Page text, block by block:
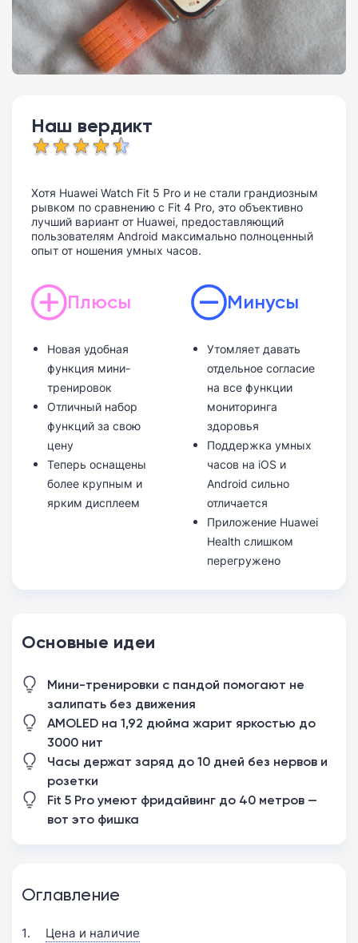
Наш вердикт
Хотя Huawei Watch Fit 5 Pro и не стали грандиозным
рывком по сравнению с Fit 4 Pro, это объективно
лучший вариант от Huawei, предоставляющий
пользователям Android максимально полноценный
опыт от ношения умных часов.
Плюсы
Новая удобная
функция мини-
тренировок
Отличный набор
функций за свою
цену
Теперь оснащены
более крупным и
ярким дисплеем
Минусы
Утомляет давать
отдельное согласие
на все функции
мониторинга
здоровья
Поддержка умных
часов на iOS и
Android сильно
отличается
Приложение Huawei
Health слишком
перегружено
Основные идеи
Мини-тренировки с пандой помогают не
залипать без движения
AMOLED на 1,92 дюйма жарит яркостью до
3000 нит
Часы держат заряд до 10 дней без нервов и
розетки
Fit 5 Pro умеют фридайвинг до 40 метров —
вот это фишка
Оглавление
Цена и наличие